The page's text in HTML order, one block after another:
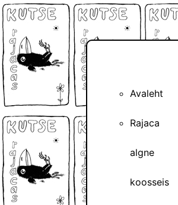
Avaleht
Rajaca
algne
koosseis